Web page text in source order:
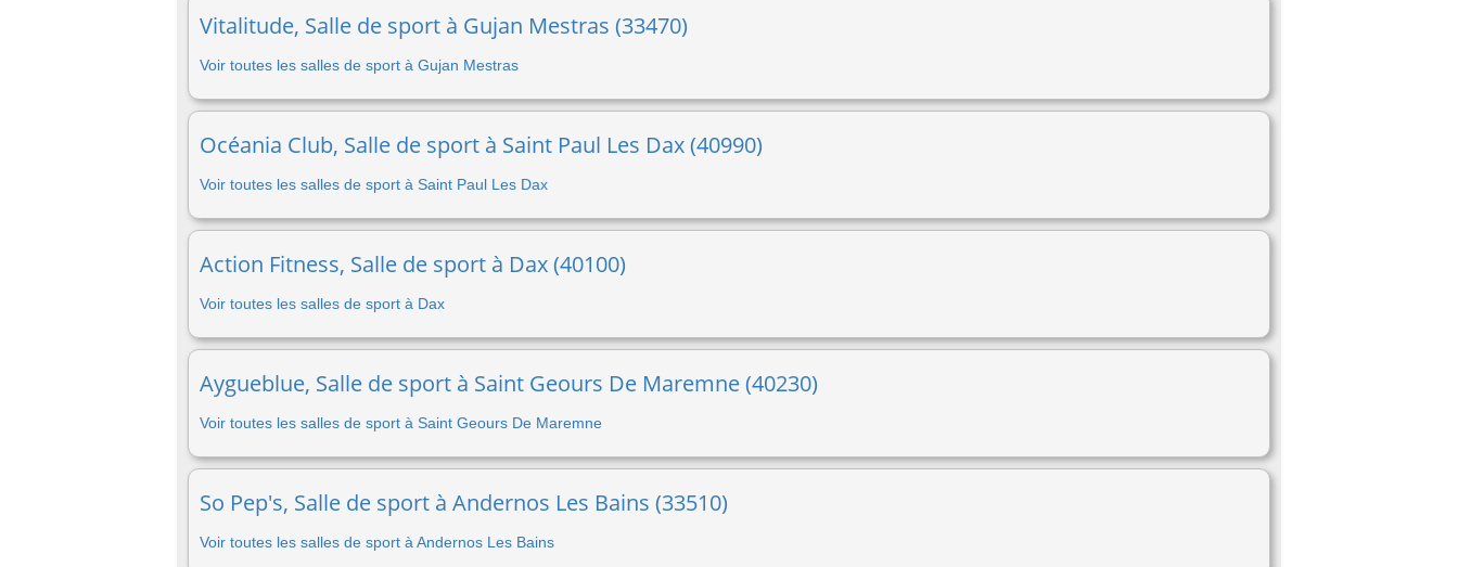
Vitalitude, Salle de sport à Gujan Mestras (33470)
Voir toutes les salles de sport à Gujan Mestras
Océania Club, Salle de sport à Saint Paul Les Dax (40990)
Voir toutes les salles de sport à Saint Paul Les Dax
Action Fitness, Salle de sport à Dax (40100)
Voir toutes les salles de sport à Dax
Aygueblue, Salle de sport à Saint Geours De Maremne (40230)
Voir toutes les salles de sport à Saint Geours De Maremne
So Pep's, Salle de sport à Andernos Les Bains (33510)
Voir toutes les salles de sport à Andernos Les Bains